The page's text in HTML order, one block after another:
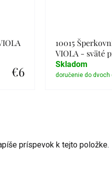
€6
10015
VIOLA - sväté
Skladom
príspevok k tejto položke.